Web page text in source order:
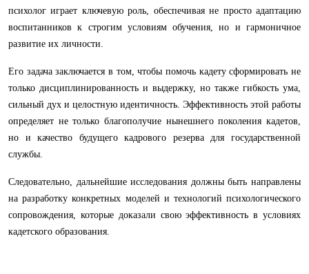
психолог играет ключевую роль, обеспечивая не просто адаптацию
воспитанников к строгим условиям обучения, но и гармоничное
развитие их личности.
Его задача заключается в том, чтобы помочь кадету сформировать не
только дисциплинированность и выдержку, но также гибкость ума,
сильный дух и целостную идентичность. Эффективность этой работы
определяет не только благополучие нынешнего поколения кадетов,
но и качество будущего кадрового резерва для государственной
службы.
Следовательно, дальнейшие исследования должны быть направлены
на разработку конкретных моделей и технологий психологического
сопровождения, которые доказали свою эффективность в условиях
кадетского образования.